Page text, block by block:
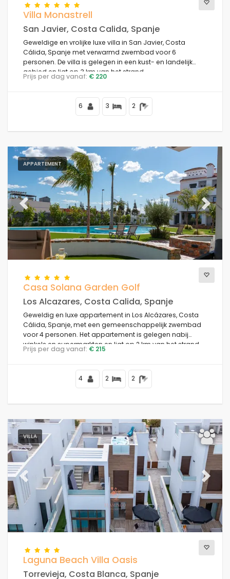
Villa Monastrell
San Javier, Costa Calida, Spanje
Geweldige en vrolijke luxe villa in San Javier, Costa
Cálida, Spanje met verwarmd zwembad voor 6
personen. De villa is gelegen in een kust- en landelijk
gebied en ligt op 3 km van het strand.
Prijs per dag vanaf: € 220
6 3 2
APPARTEMENT
Previous Next
Casa Solana Garden Golf
Los Alcazares, Costa Calida, Spanje
Geweldig en luxe appartement in Los Alcázares, Costa
Cálida, Spanje, met een gemeenschappelijk zwembad
voor 4 personen. Het appartement is gelegen nabij
winkels en supermarkten en ligt op 2 km van het strand.
Prijs per dag vanaf: € 215
4 2 2
VILLA
Previous Next
Laguna Beach Villa Oasis
Torrevieja, Costa Blanca, Spanje